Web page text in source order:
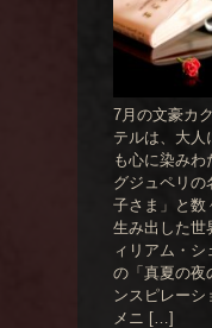
7月の文豪カ
テルは、大人
も心に染みわ
グジュペリの
子さま」と数
生み出した世
ィリアム・シ
の「真夏の夜
ンスピレーシ
メニ […]